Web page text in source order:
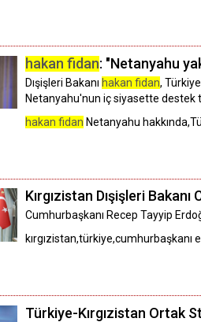
hakan fidan: "Netanyahu
Dışişleri Bakanı hakan fidan,
Netanyahu'nun iç siyasette destek
hakan fidan Netanyahu
Kırgızistan Dışişleri
Cumhurbaşkanı Recep Tayyip
kırgızistan,türkiye,cumhurbaşkanı
Türkiye-Kırgızistan Ortak